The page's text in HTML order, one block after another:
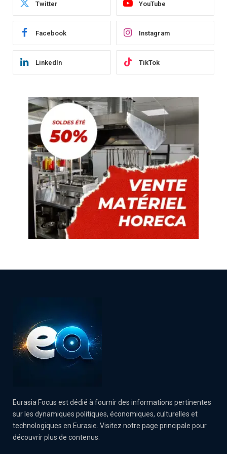
Twitter YouTube
Facebook Instagram
LinkedIn TikTok
Eurasia Focus est dédié à fournir des informations pertinentes
sur les dynamiques politiques, économiques, culturelles et
technologiques en Eurasie. Visitez notre page principale pour
découvrir plus de contenus.